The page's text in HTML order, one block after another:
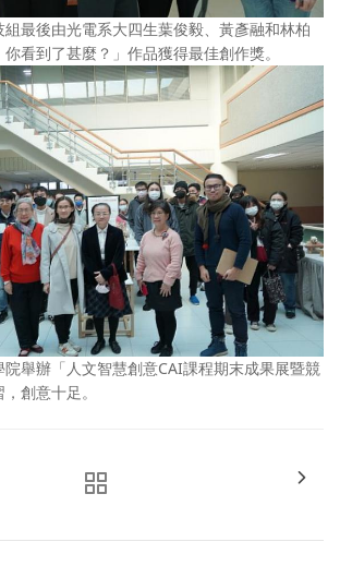
最後由光電系大四生葉俊毅、黃彥融和林柏
看到了甚麼？」作品獲得最佳創作獎。
舉辦「人文智慧創意CAI課程期末成果展暨競
創意十足。